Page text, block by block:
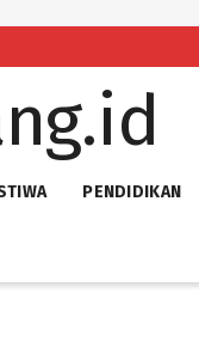
PENDIDIKAN